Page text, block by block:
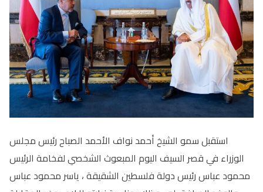
استقبل سمو الشيخ أحمد نواف الأحمد الصباح رئيس مجلس
الوزراء في قصر السيف اليوم المبعوث الشخصي لفخامة الرئيس
محمود عباس رئيس دولة فلسطين الشقيقة ، ياسر محمود عباس